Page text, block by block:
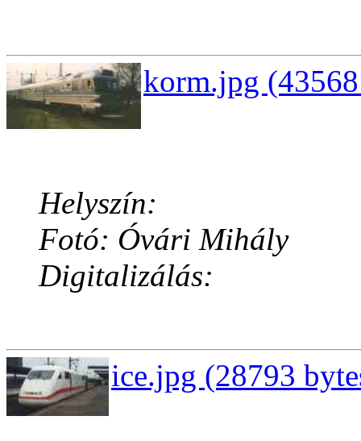
korm.jpg
Helyszín:
Fotó: Óvári Mihály
Digitalizálás:
ice.jpg (28793